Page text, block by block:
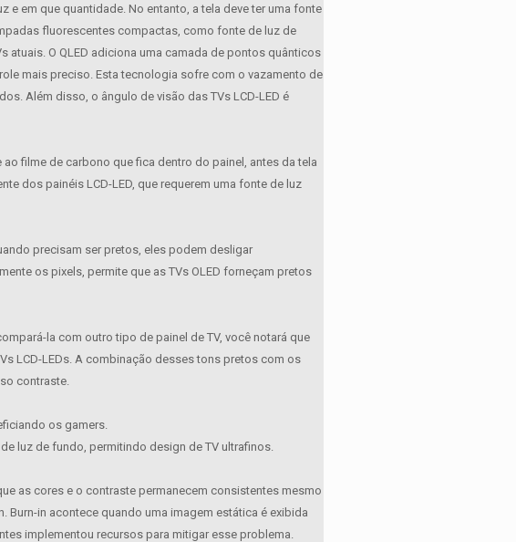
e em que quantidade. No entanto, a tela deve ter uma fonte
fluorescentes compactas, como fonte de luz de
atuais. O QLED adiciona uma camada de pontos quânticos
mais preciso. Esta tecnologia sofre com o vazamento de
Além disso, o ângulo de visão das TVs LCD-LED é
ao filme de carbono que fica dentro do painel, antes da tela
dos painéis LCD-LED, que requerem uma fonte de luz
precisam ser pretos, eles podem desligar
os pixels, permite que as TVs OLED forneçam pretos
la com outro tipo de painel de TV, você notará que
LCD-LEDs. A combinação desses tons pretos com os
contraste.
os gamers.
luz de fundo, permitindo design de TV ultrafinos.
as cores e o contraste permanecem consistentes mesmo
Burn-in acontece quando uma imagem estática é exibida
implementou recursos para mitigar esse problema.